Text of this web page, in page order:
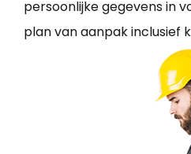
persoonlijke gegevens in
plan van aanpak inclusief